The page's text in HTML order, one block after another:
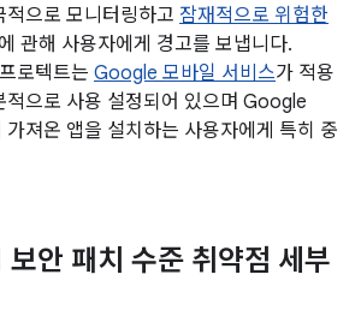
적으로 모니터링하고 잠재적으로 위험한
에 관해 사용자에게 경고를 보냅니다.
로텍트는 Google 모바일 서비스가 적용
적으로 사용 설정되어 있으며 Google
가져온 앱을 설치하는 사용자에게 특히 중
안 패치 수준 취약점 세부